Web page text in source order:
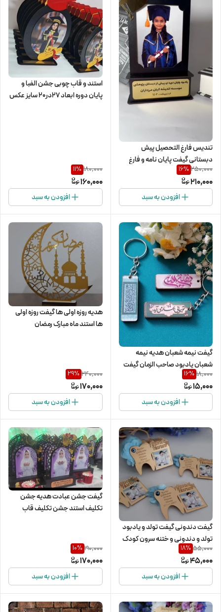
تندیس فارغ التحصیل پیش
دبستانی گیفت پایان نامه و فارغ
التحصیلی
250,000
16%
210,000
افزودن به سبد
استند و قاب چوبی جشن الفبا و
پایان دوره ابعاد ۲۷در۲۰ سایز عکس
180,000
11%
160,000
افزودن به سبد
گیفت نیمه شعبان هدیه نیمه
شعبان یادبود صاحب الزمان گیفت
عید غدیر
18,000
16%
15,000
افزودن به سبد
هدیه روزه اولی ها گیفت روزه اولی
ها استند ماه مبارک رمضان
240,000
29%
170,000
افزودن به سبد
گیفت دندونی گیفت تولد و یادبود
تولد و دندونی و ختنه سرون کودک
و نوزادشما
55,000
18%
45,000
افزودن به سبد
گیفت جشن عبادت هدیه جشن
تکلیف استند جشن تکلیف قاب
190,000
10%
170,000
افزودن به سبد